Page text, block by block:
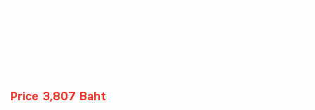
Price 3,807 Baht